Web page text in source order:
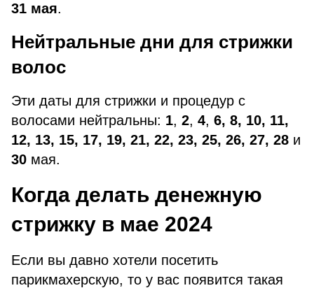
31 мая.
Нейтральные дни для стрижки
волос
Эти даты для стрижки и процедур с
волосами нейтральны: 1, 2, 4, 6, 8, 10, 11,
12, 13, 15, 17, 19, 21, 22, 23, 25, 26, 27, 28 и
30 мая.
Когда делать денежную
стрижку в мае 2024
Если вы давно хотели посетить
парикмахерскую, то у вас появится такая